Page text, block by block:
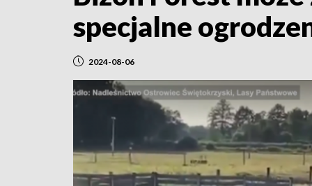
specjalne
2024-08-06